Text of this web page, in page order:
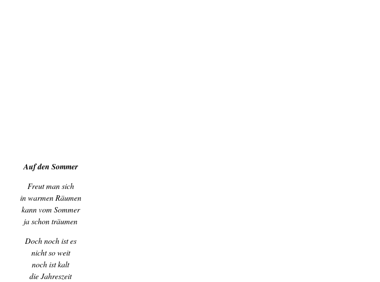
Auf den Sommer
Freut man sich
in warmen Räumen
kann vom Sommer
ja schon träumen
Doch noch ist es
nicht so weit
noch ist kalt
die Jahreszeit